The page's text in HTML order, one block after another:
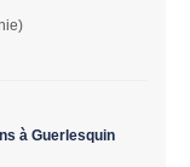
à Guerlesquin